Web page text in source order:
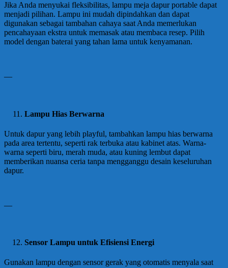
Jika Anda menyukai fleksibilitas, lampu meja dapur portable dapat
menjadi pilihan. Lampu ini mudah dipindahkan dan dapat
digunakan sebagai tambahan cahaya saat Anda memerlukan
pencahayaan ekstra untuk memasak atau membaca resep. Pilih
model dengan baterai yang tahan lama untuk kenyamanan.
—
Lampu Hias Berwarna
Untuk dapur yang lebih playful, tambahkan lampu hias berwarna
pada area tertentu, seperti rak terbuka atau kabinet atas. Warna-
warna seperti biru, merah muda, atau kuning lembut dapat
memberikan nuansa ceria tanpa mengganggu desain keseluruhan
dapur.
—
Sensor Lampu untuk Efisiensi Energi
Gunakan lampu dengan sensor gerak yang otomatis menyala saat